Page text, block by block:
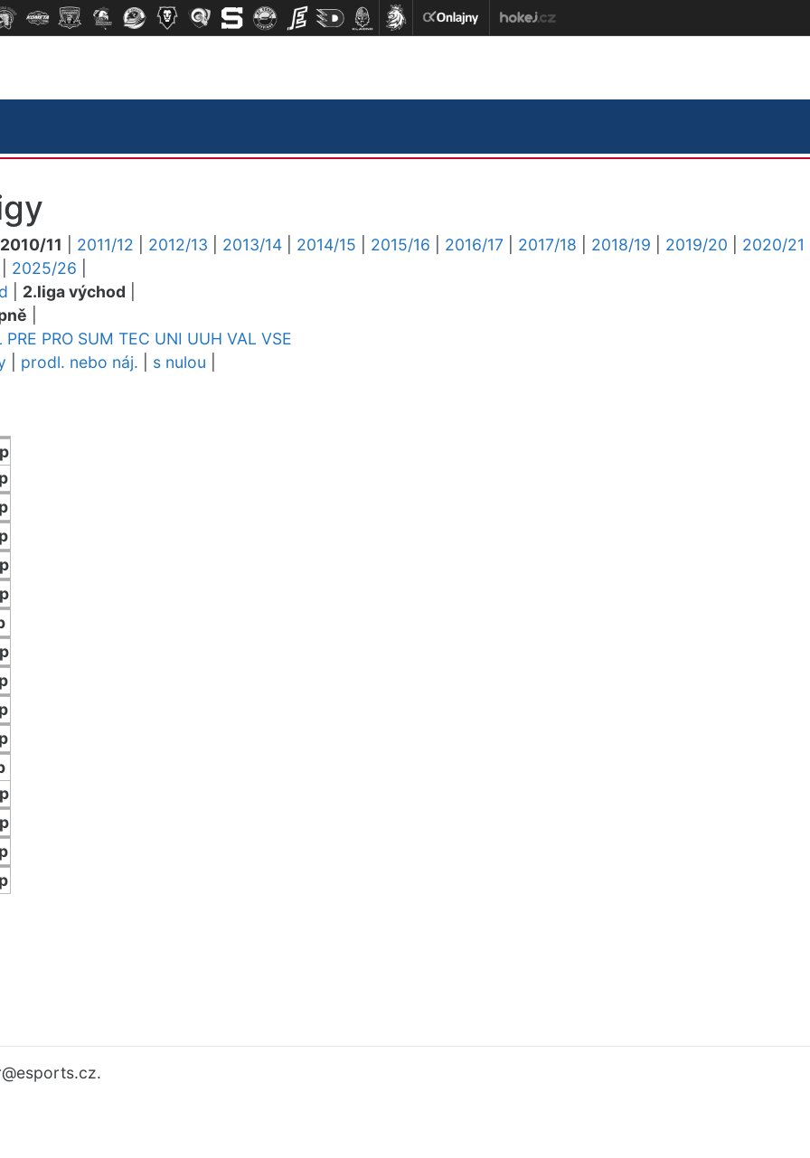
2010/11 2011/12 2012/13 2013/14 2014/15 2015/16 2016/17 2017/18 2018/19 2019/20
2020/21
2025/26
2.liga východ
PRE PRO SUM TEC UNI UUH VAL VSE
prodl. nebo náj. s nulou
@esports.cz.